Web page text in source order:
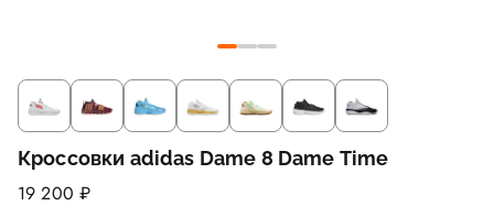
Кроссовки adidas Dame 8 Dame Time
19 200 ₽